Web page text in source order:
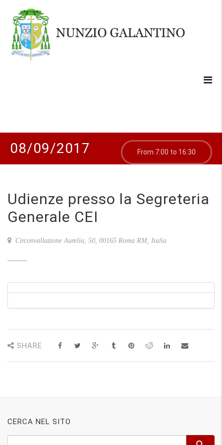
08/09/2017 From 7:00 to 16:30
Udienze presso la Segreteria
Generale CEI
Circonvallazione Aurelia, 50, 00165 Roma RM, Italia
SHARE
CERCA NEL SITO